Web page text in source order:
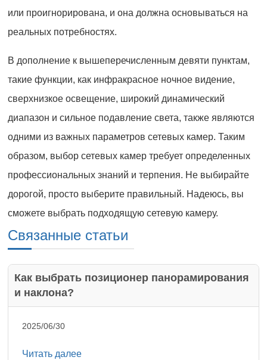
или проигнорирована, и она должна основываться на
реальных потребностях.
В дополнение к вышеперечисленным девяти пунктам,
такие функции, как инфракрасное ночное видение,
сверхнизкое освещение, широкий динамический
диапазон и сильное подавление света, также являются
одними из важных параметров сетевых камер. Таким
образом, выбор сетевых камер требует определенных
профессиональных знаний и терпения. Не выбирайте
дорогой, просто выберите правильный. Надеюсь, вы
сможете выбрать подходящую сетевую камеру.
Связанные статьи
Как выбрать позиционер панорамирования
и наклона?
2025/06/30
Читать далее